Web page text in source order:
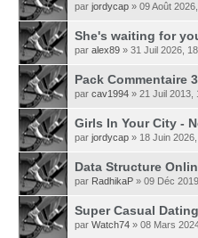
par jordycap » 09 Août
She's waiting for
par alex89 » 31 Juil 2026,
Pack Commentaire
par cav1994 » 21 Juil 2013,
Girls In Your City -
par jordycap » 18 Juin
Data Structure
par RadhikaP » 09 Déc
Super Сasual
par Watch74 » 08 Mars